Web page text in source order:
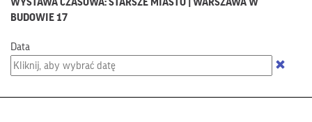
WYSTAWA CZASOWA: STARSZE MIASTO | WARSZAWA W
BUDOWIE 17
Data